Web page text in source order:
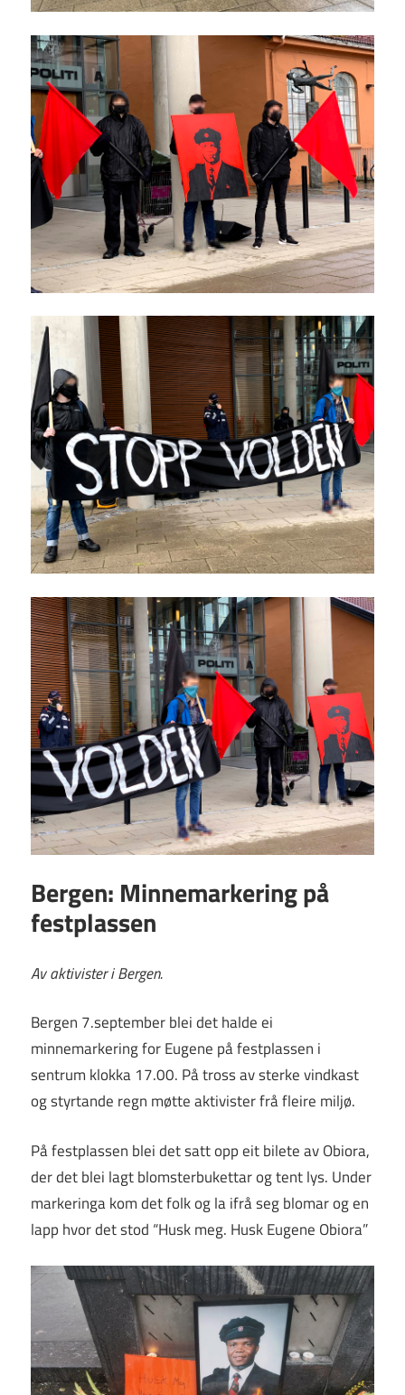
Bergen: Minnemarkering på
festplassen
Av aktivister i Bergen.
Bergen 7.september blei det halde ei
minnemarkering for Eugene på festplassen i
sentrum klokka 17.00. På tross av sterke vindkast
og styrtande regn møtte aktivister frå fleire miljø.
På festplassen blei det satt opp eit bilete av Obiora,
der det blei lagt blomsterbukettar og tent lys. Under
markeringa kom det folk og la ifrå seg blomar og en
lapp hvor det stod “Husk meg. Husk Eugene Obiora”